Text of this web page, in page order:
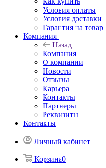
Условия оплаты
Условия доставки
Гарантия на товар
Компания
Назад
Компания
О компании
Новости
Отзывы
Карьера
Контакты
Партнеры
Реквизиты
Контакты
Личный кабинет
Корзина0